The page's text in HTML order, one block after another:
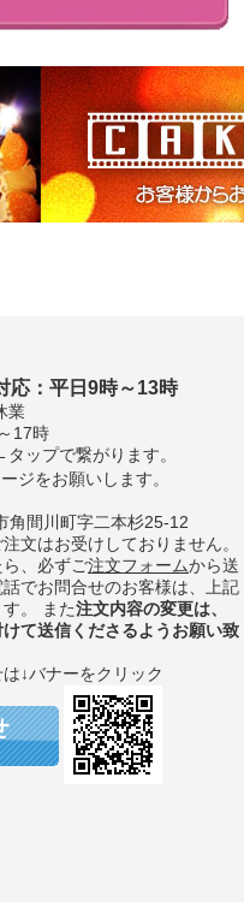
応：平日9時～13時
業
17時
ップで繋がります。
ジをお願いします。
角間川町字二本杉25-12
文はお受けしておりません。
、必ずご注文フォームから送
でお問合せのお客様は、上記
。 また注文内容の変更は、
て送信くださるようお願い致
↓バナーをクリック